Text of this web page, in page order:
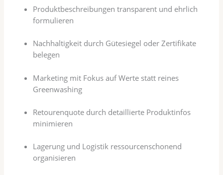
Produktbeschreibungen transparent und ehrlich
formulieren
Nachhaltigkeit durch Gütesiegel oder Zertifikate
belegen
Marketing mit Fokus auf Werte statt reines
Greenwashing
Retourenquote durch detaillierte Produktinfos
minimieren
Lagerung und Logistik ressourcenschonend
organisieren